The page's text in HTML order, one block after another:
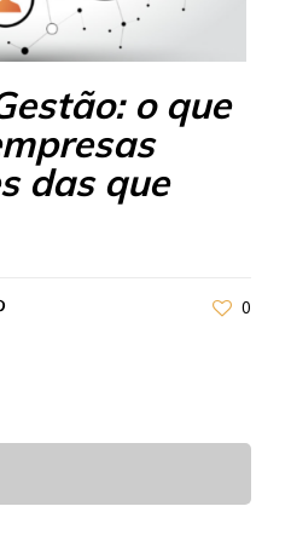
o que
das que
0